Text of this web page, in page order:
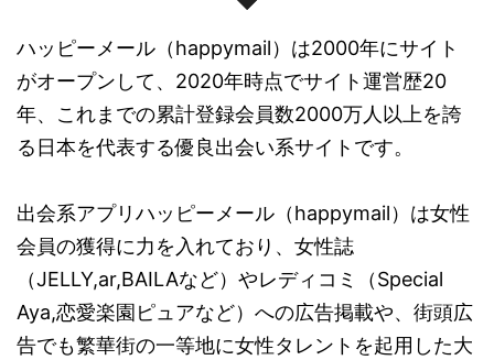
ハッピーメール（happymail）は2000年にサイト
がオープンして、2020年時点でサイト運営歴20
年、これまでの累計登録会員数2000万人以上を誇
る日本を代表する優良出会い系サイトです。
出会系アプリハッピーメール（happymail）は女性
会員の獲得に力を入れており、女性誌
（JELLY,ar,BAILAなど）やレディコミ（Special
Aya,恋愛楽園ピュアなど）への広告掲載や、街頭広
告でも繁華街の一等地に女性タレントを起用した大